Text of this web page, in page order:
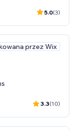
5.0(3)
przez Wix
3.3(10)